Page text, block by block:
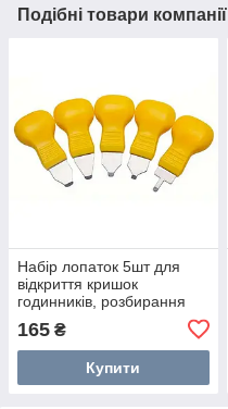
Подібні товари компанії
Набір лопаток 5шт для
відкриття кришок
годинників, розбирання
165 ₴
Купити